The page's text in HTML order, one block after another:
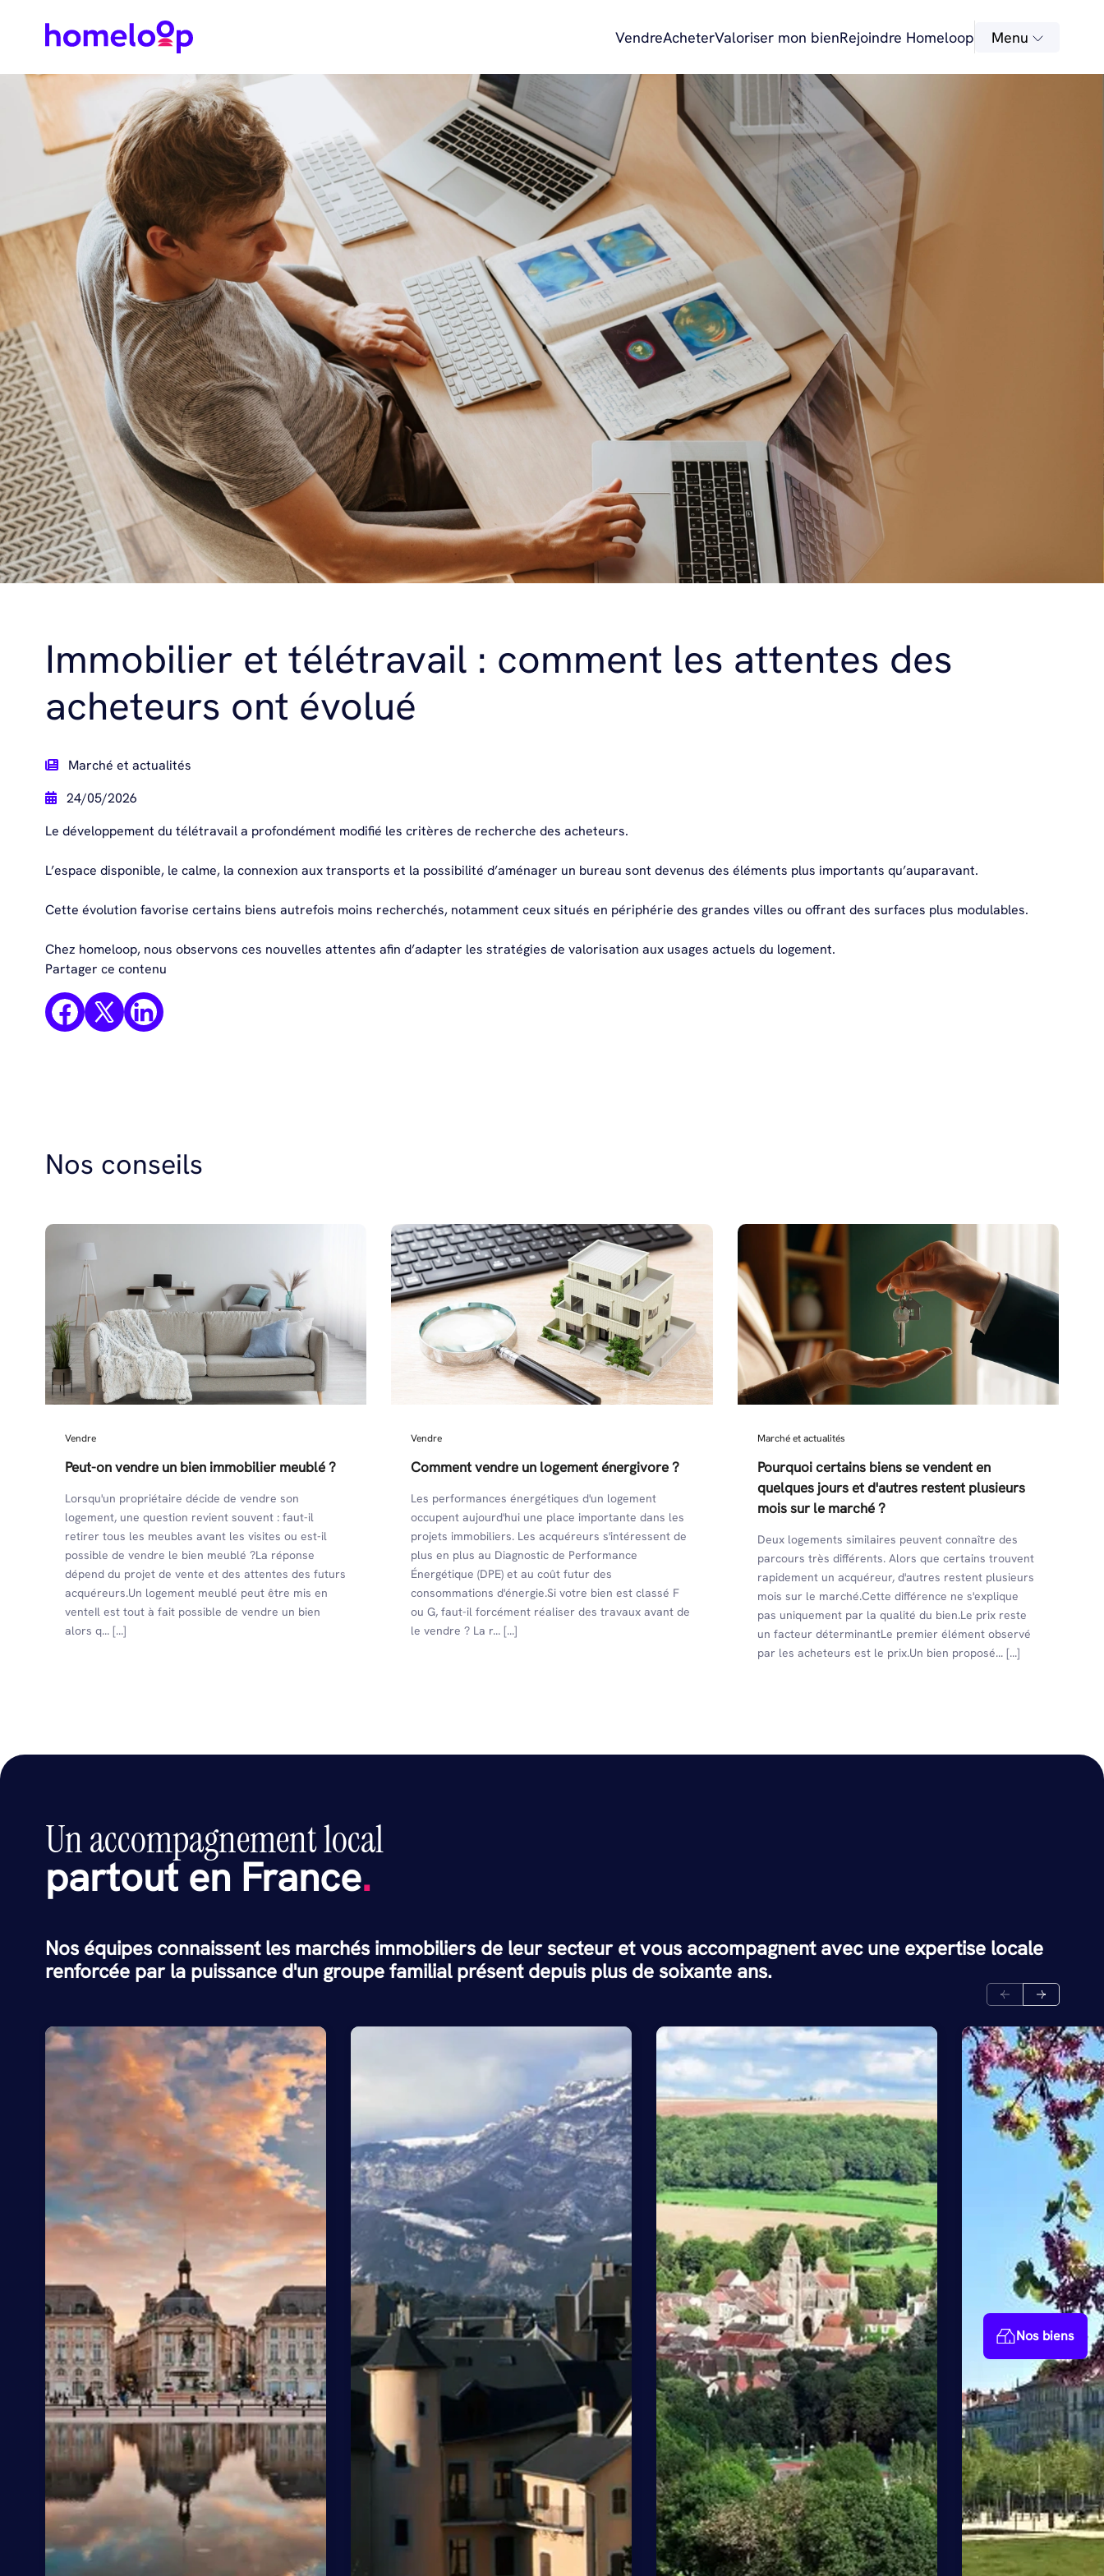
Nos biens
VendreAcheterValoriser mon bienRejoindre Homeloop Menu
Immobilier et télétravail : comment les attentes des
acheteurs ont évolué
Marché et actualités
24/05/2026
Le développement du télétravail a profondément modifié les critères de recherche des acheteurs.
L’espace disponible, le calme, la connexion aux transports et la possibilité d’aménager un bureau sont devenus des éléments plus importants qu’auparavant.
Cette évolution favorise certains biens autrefois moins recherchés, notamment ceux situés en périphérie des grandes villes ou offrant des surfaces plus modulables.
Chez homeloop, nous observons ces nouvelles attentes afin d’adapter les stratégies de valorisation aux usages actuels du logement.
Partager ce contenu
Nos conseils
Vendre
Peut-on vendre un bien immobilier meublé ?
Lorsqu'un propriétaire décide de vendre son
logement, une question revient souvent : faut-il
retirer tous les meubles avant les visites ou est-il
possible de vendre le bien meublé ?La réponse
dépend du projet de vente et des attentes des futurs
acquéreurs.Un logement meublé peut être mis en
venteIl est tout à fait possible de vendre un bien
alors q... [...]
Vendre
Comment vendre un logement énergivore ?
Les performances énergétiques d'un logement
occupent aujourd'hui une place importante dans les
projets immobiliers. Les acquéreurs s'intéressent de
plus en plus au Diagnostic de Performance
Énergétique (DPE) et au coût futur des
consommations d'énergie.Si votre bien est classé F
ou G, faut-il forcément réaliser des travaux avant de
le vendre ? La r... [...]
Marché et actualités
Pourquoi certains biens se vendent en
quelques jours et d'autres restent plusieurs
mois sur le marché ?
Deux logements similaires peuvent connaître des
parcours très différents. Alors que certains trouvent
rapidement un acquéreur, d'autres restent plusieurs
mois sur le marché.Cette différence ne s'explique
pas uniquement par la qualité du bien.Le prix reste
un facteur déterminantLe premier élément observé
par les acheteurs est le prix.Un bien proposé... [...]
Un accompagnement local
partout en France.
Nos équipes connaissent les marchés immobiliers de leur secteur et vous accompagnent avec une expertise locale
renforcée par la puissance d'un groupe familial présent depuis plus de soixante ans.